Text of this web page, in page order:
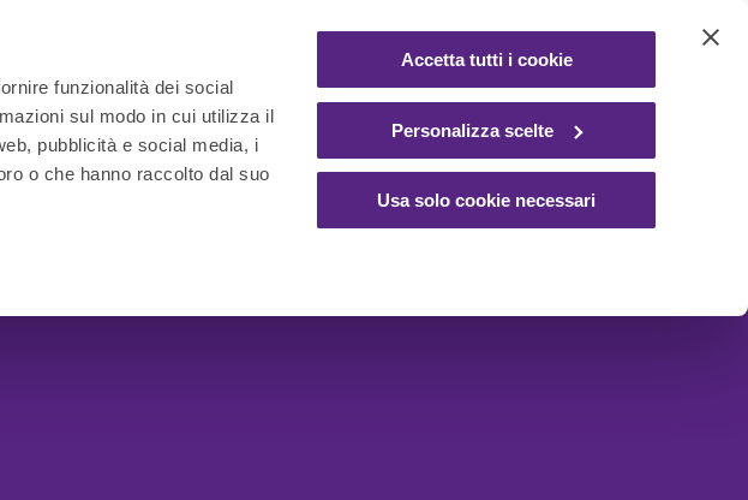
funzionalità dei social
sul modo in cui utilizza il
pubblicità e social media, i
o che hanno raccolto dal suo
Accetta tutti i cookie
Personalizza scelte
Usa solo cookie necessari